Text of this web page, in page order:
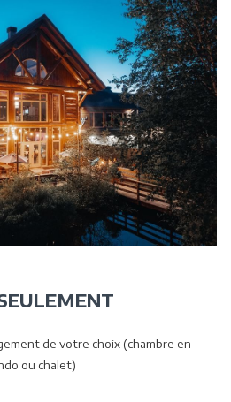
de votre choix (chambre en
ou chalet)